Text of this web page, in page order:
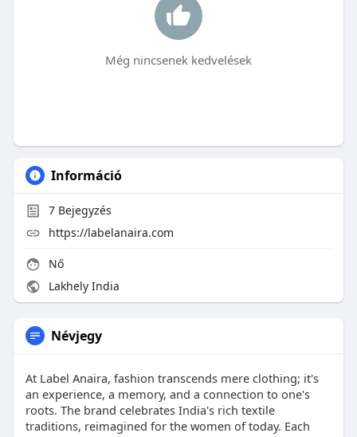
Még nincsenek kedvelések
Információ
7Bejegyzés
https://labelanaira.com
Nő
Lakhely India
Névjegy
At Label Anaira, fashion transcends mere clothing; it's
an experience, a memory, and a connection to one's
roots. The brand celebrates India's rich textile
traditions, reimagined for the women of today. Each